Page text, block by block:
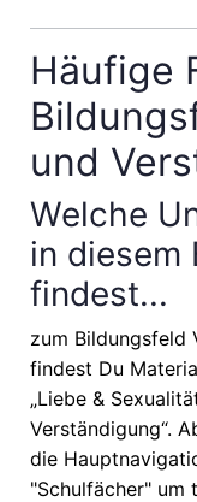
Häufige
und
Welche
in diesem
findest...
zum Bildungsfeld
findest Du
„Liebe &
Verständigung“.
die
"Schulfächer" um